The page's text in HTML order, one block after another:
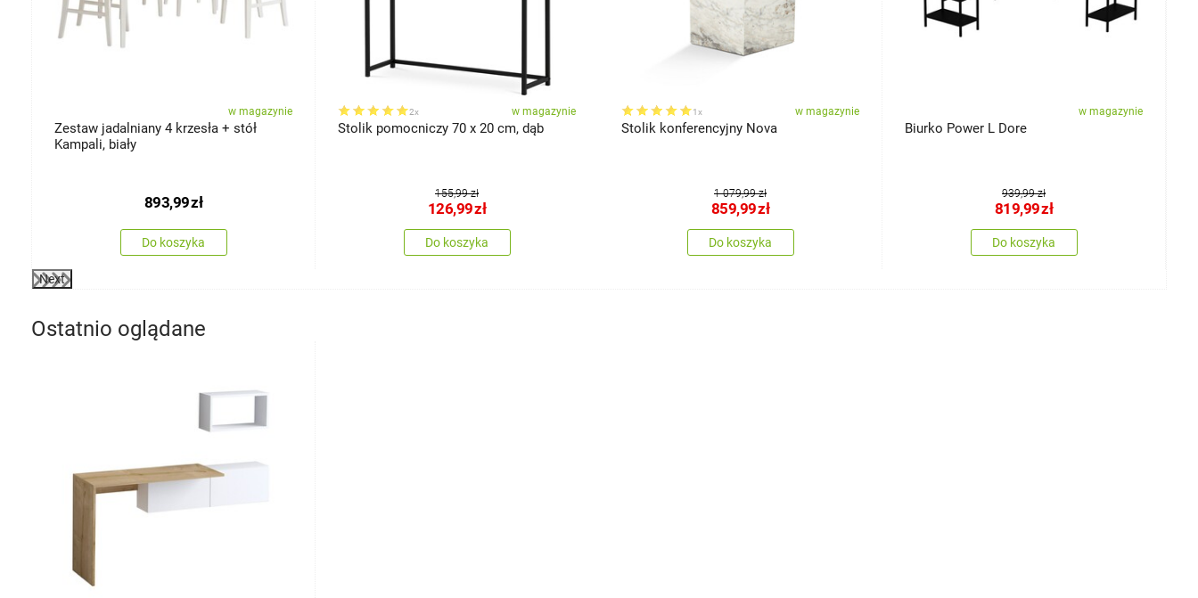
w magazynie
Zestaw jadalniany 4 krzesła + stół
Kampali, biały
893,99zł
Do koszyka
2x w magazynie
Stolik pomocniczy 70 x 20 cm, dąb
155,99 zł
126,99zł
Do koszyka
1x w magazynie
Stolik konferencyjny Nova
1 079,99 zł
859,99zł
Do koszyka
w magazynie
Biurko Power L Dore
939,99 zł
819,99zł
Do koszyka
Next
Ostatnio oglądane